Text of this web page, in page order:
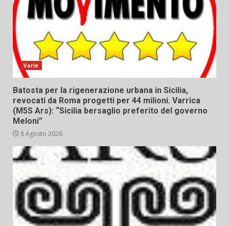
Varie
Batosta per la rigenerazione urbana in Sicilia,
revocati da Roma progetti per 44 milioni. Varrica
(M5S Ars): “Sicilia bersaglio preferito del governo
Meloni”
8 Agosto 2026